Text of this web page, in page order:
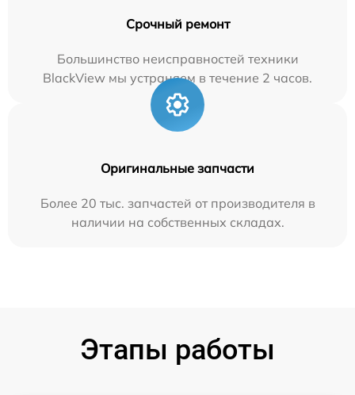
Срочный ремонт
Большинство неисправностей техники
BlackView мы устраняем в течение 2 часов.
Оригинальные запчасти
Более 20 тыс. запчастей от производителя в
наличии на собственных складах.
Этапы работы